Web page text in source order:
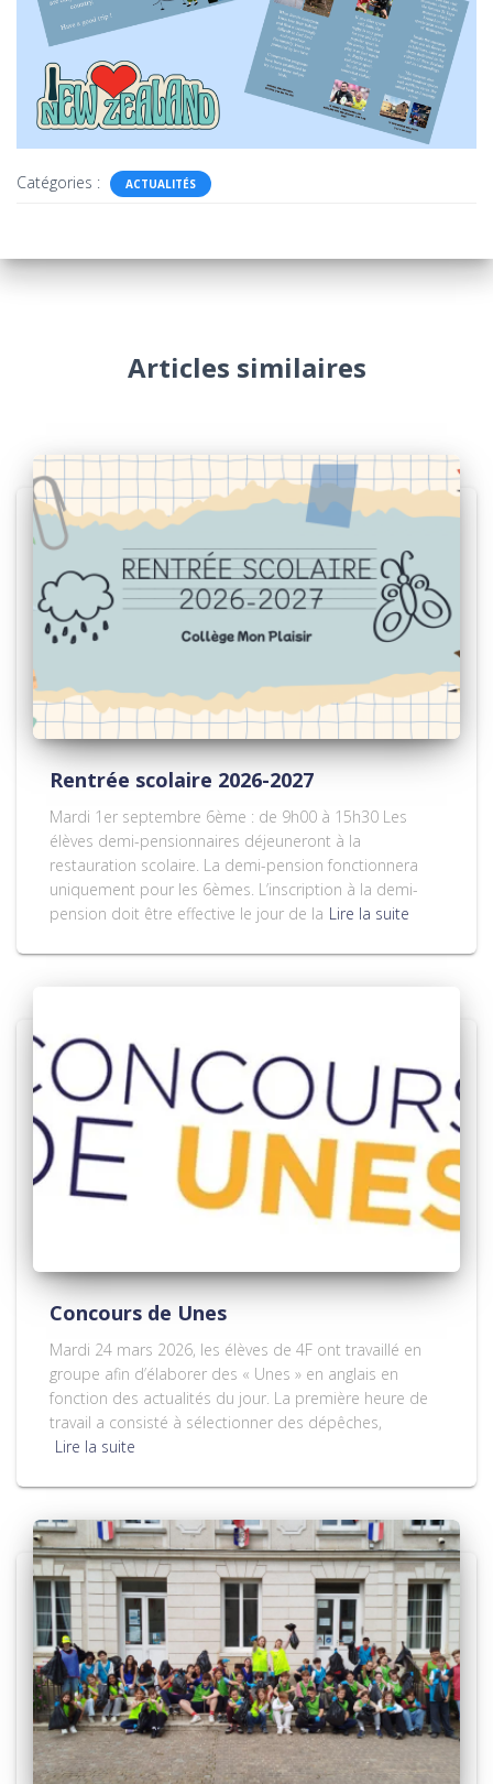
Catégories : ACTUALITÉS
Articles similaires
Rentrée scolaire 2026-2027
Mardi 1er septembre 6ème : de 9h00 à 15h30 Les
élèves demi-pensionnaires déjeuneront à la
restauration scolaire. La demi-pension fonctionnera
uniquement pour les 6èmes. L’inscription à la demi-
pension doit être effective le jour de la Lire la suite
Concours de Unes
Mardi 24 mars 2026, les élèves de 4F ont travaillé en
groupe afin d’élaborer des « Unes » en anglais en
fonction des actualités du jour. La première heure de
travail a consisté à sélectionner des dépêches,
Lire la suite